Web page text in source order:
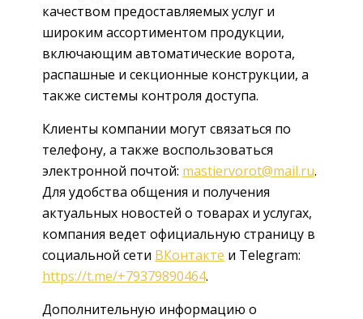
качеством предоставляемых услуг и
широким ассортиментом продукции,
включающим автоматические ворота,
распашные и секционные конструкции, а
также системы контроля доступа.
Клиенты компании могут связаться по
телефону, а также воспользоваться
электронной почтой: mastiervorot@mail.ru.
Для удобства общения и получения
актуальных новостей о товарах и услугах,
компания ведет официальную страницу в
социальной сети ВКонтакте и Telegram:
https://t.me/+79379890464.
Дополнительную информацию о